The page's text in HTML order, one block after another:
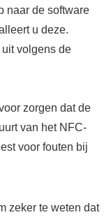
naar de software
u deze.
volgens de
zorgen dat de
van het NFC-
voor fouten bij
zeker te weten dat